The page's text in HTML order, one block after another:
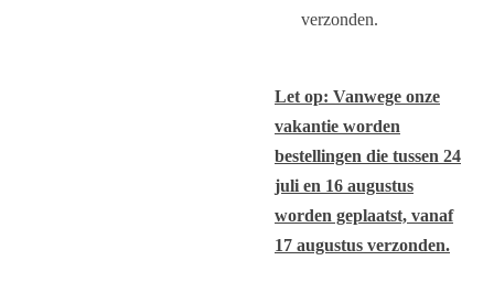
verzonden.
Let op: Vanwege onze
vakantie worden
bestellingen die tussen 24
juli en 16 augustus
worden geplaatst, vanaf
17 augustus verzonden.